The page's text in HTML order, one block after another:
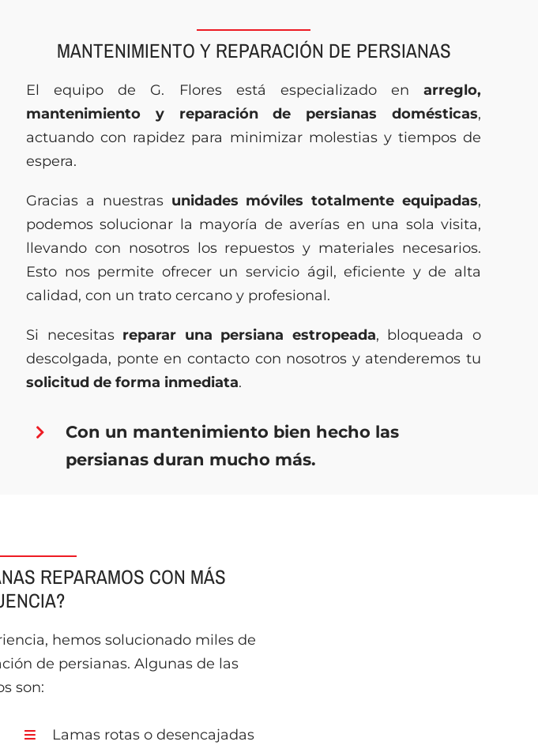
MANTENIMIENTO Y REPARACIÓN DE PERSIANAS
El equipo de G. Flores está especializado enarreglo,
mantenimiento y reparación de persianas domésticas,
actuando con rapidez para minimizar molestias y tiempos de
espera.
Gracias a nuestras unidades móviles totalmente equipadas,
podemos solucionar la mayoría de averías en una sola visita,
llevando con nosotros los repuestos y materiales necesarios.
Esto nos permite ofrecer un servicio ágil, eficiente y de alta
calidad, con un trato cercano y profesional.
Si necesitas reparar una persiana estropeada, bloqueada o
descolgada, ponte en contacto con nosotros y atenderemos tu
solicitud de forma inmediata.
Con un mantenimiento bien hecho las
persianas duran mucho más.
REPARAMOS CON MÁS
hemos solucionado miles de
de persianas. Algunas de las
son:
Lamas rotas o desencajadas